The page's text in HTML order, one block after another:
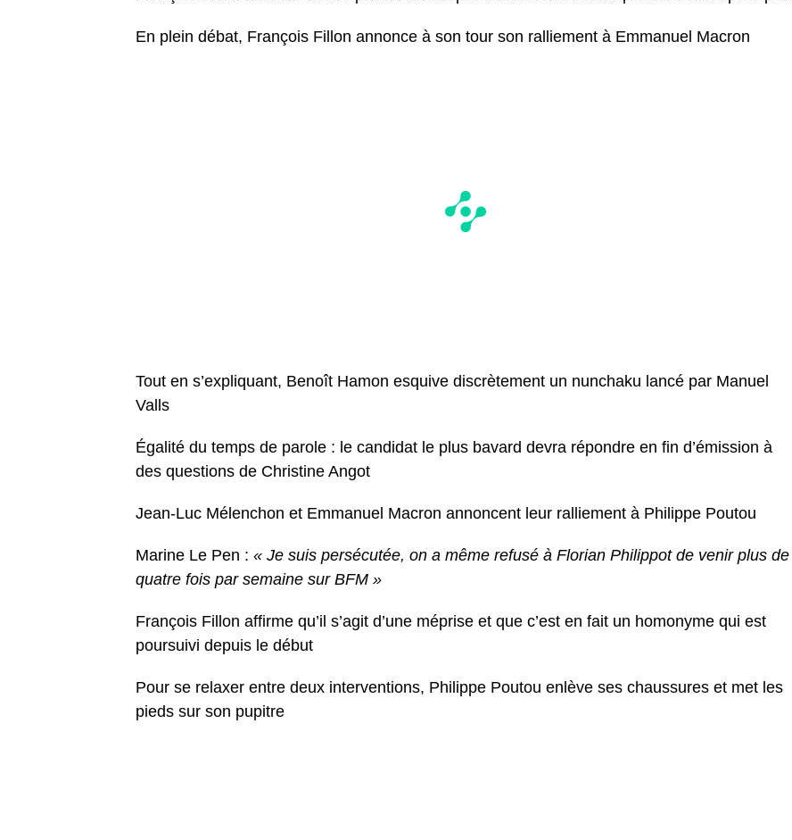
En plein débat, François Fillon annonce à son tour son ralliement à Emmanuel Macron
Tout en s’expliquant, Benoît Hamon esquive discrètement un nunchaku lancé par Manuel
Valls
Égalité du temps de parole : le candidat le plus bavard devra répondre en fin d’émission à
des questions de Christine Angot
Jean-Luc Mélenchon et Emmanuel Macron annoncent leur ralliement à Philippe Poutou
Marine Le Pen : « Je suis persécutée, on a même refusé à Florian Philippot de venir plus de
quatre fois par semaine sur BFM »
François Fillon affirme qu’il s’agit d’une méprise et que c’est en fait un homonyme qui est
poursuivi depuis le début
Pour se relaxer entre deux interventions, Philippe Poutou enlève ses chaussures et met les
pieds sur son pupitre